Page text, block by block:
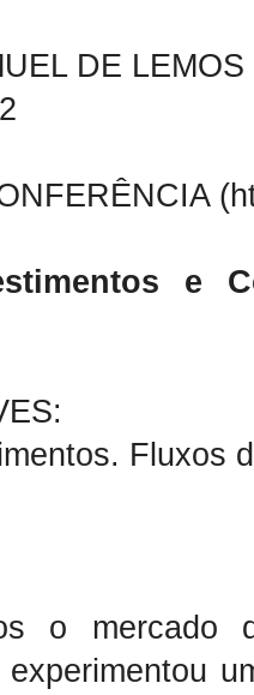
DE LEMOS
e
Fluxos
o mercado